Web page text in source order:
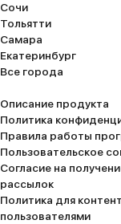
Сочи
Тольятти
Самара
Екатеринбург
Все города
Описание продукта
Политика
Правила работы
Пользовательское
Согласие на
рассылок
Политика для
пользователями